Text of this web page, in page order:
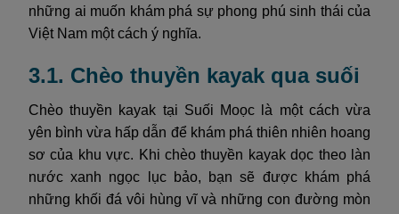
những ai muốn khám phá sự phong phú sinh thái của
Việt Nam một cách ý nghĩa.
3.1. Chèo thuyền kayak qua suối
Chèo thuyền kayak tại Suối Moọc là một cách vừa
yên bình vừa hấp dẫn để khám phá thiên nhiên hoang
sơ của khu vực. Khi chèo thuyền kayak dọc theo làn
nước xanh ngọc lục bảo, bạn sẽ được khám phá
những khối đá vôi hùng vĩ và những con đường mòn